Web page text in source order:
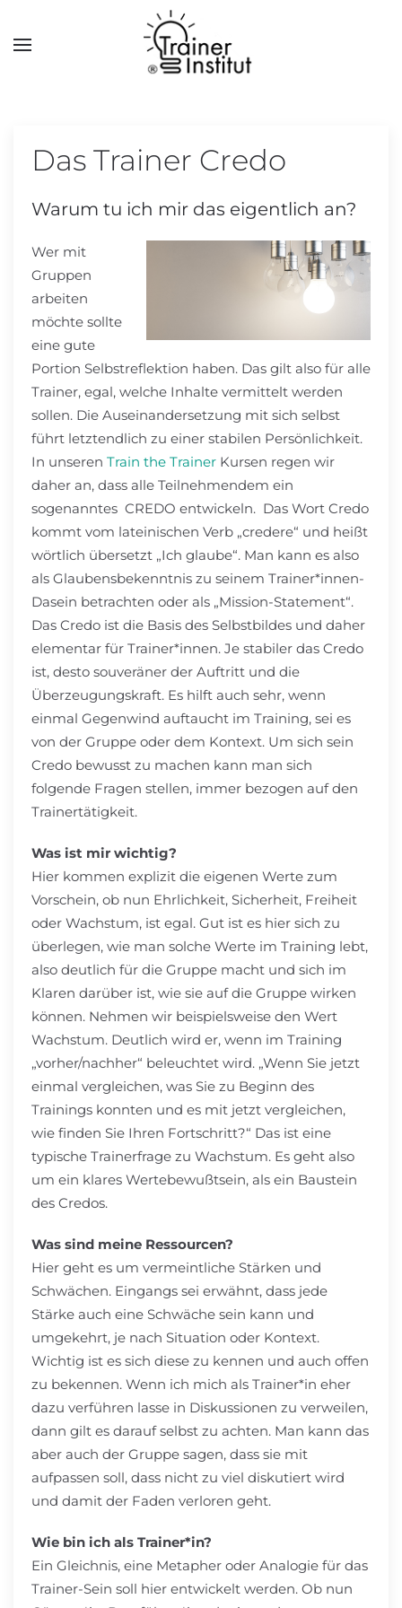
Skip to main content
Das Trainer Credo
Warum tu ich mir das eigentlich an?
Wer mit
Gruppen
arbeiten
möchte sollte
eine gute
Portion Selbstreflektion haben. Das gilt also für alle
Trainer, egal, welche Inhalte vermittelt werden
sollen. Die Auseinandersetzung mit sich selbst
führt letztendlich zu einer stabilen Persönlichkeit.
In unseren Train the Trainer Kursen regen wir
daher an, dass alle Teilnehmendem ein
sogenanntes CREDO entwickeln. Das Wort Credo
kommt vom lateinischen Verb „credere“ und heißt
wörtlich übersetzt „Ich glaube“. Man kann es also
als Glaubensbekenntnis zu seinem Trainer*innen-
Dasein betrachten oder als „Mission-Statement“.
Das Credo ist die Basis des Selbstbildes und daher
elementar für Trainer*innen. Je stabiler das Credo
ist, desto souveräner der Auftritt und die
Überzeugungskraft. Es hilft auch sehr, wenn
einmal Gegenwind auftaucht im Training, sei es
von der Gruppe oder dem Kontext. Um sich sein
Credo bewusst zu machen kann man sich
folgende Fragen stellen, immer bezogen auf den
Trainertätigkeit.
Was ist mir wichtig?
Hier kommen explizit die eigenen Werte zum
Vorschein, ob nun Ehrlichkeit, Sicherheit, Freiheit
oder Wachstum, ist egal. Gut ist es hier sich zu
überlegen, wie man solche Werte im Training lebt,
also deutlich für die Gruppe macht und sich im
Klaren darüber ist, wie sie auf die Gruppe wirken
können. Nehmen wir beispielsweise den Wert
Wachstum. Deutlich wird er, wenn im Training
„vorher/nachher“ beleuchtet wird. „Wenn Sie jetzt
einmal vergleichen, was Sie zu Beginn des
Trainings konnten und es mit jetzt vergleichen,
wie finden Sie Ihren Fortschritt?“ Das ist eine
typische Trainerfrage zu Wachstum. Es geht also
um ein klares Wertebewußtsein, als ein Baustein
des Credos.
Was sind meine Ressourcen?
Hier geht es um vermeintliche Stärken und
Schwächen. Eingangs sei erwähnt, dass jede
Stärke auch eine Schwäche sein kann und
umgekehrt, je nach Situation oder Kontext.
Wichtig ist es sich diese zu kennen und auch offen
zu bekennen. Wenn ich mich als Trainer*in eher
dazu verführen lasse in Diskussionen zu verweilen,
dann gilt es darauf selbst zu achten. Man kann das
aber auch der Gruppe sagen, dass sie mit
aufpassen soll, dass nicht zu viel diskutiert wird
und damit der Faden verloren geht.
Wie bin ich als Trainer*in?
Ein Gleichnis, eine Metapher oder Analogie für das
Trainer-Sein soll hier entwickelt werden. Ob nun